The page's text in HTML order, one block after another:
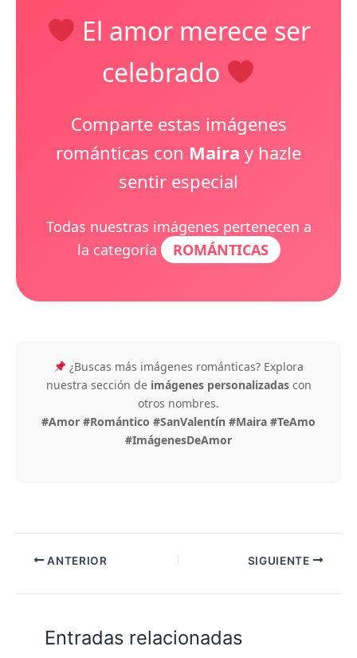
El amor merece ser
celebrado
Comparte estas imágenes
románticas con Maira y hazle
sentir especial
Todas nuestras imágenes pertenecen a
la categoría
ROMÁNTICAS
¿Buscas más imágenes románticas? Explora
nuestra sección de imágenes personalizadascon
otros nombres.
#Amor #Romántico #SanValentín #Maira #TeAmo
#ImágenesDeAmor
ANTERIOR SIGUIENTE
Entradas relacionadas